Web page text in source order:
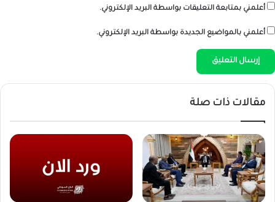
أعلمني بمتابعة التعليقات بواسطة البريد الإلكتروني.
أعلمني بالمواضيع الجديدة بواسطة البريد الإلكتروني.
مقالات ذات صلة